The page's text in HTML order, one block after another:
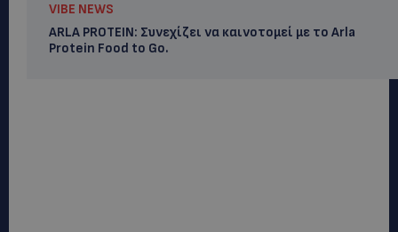
VIBE NEWS
ARLA PROTEIN: Συνεχίζει να καινοτομεί με το Arla
Protein Food to Go.